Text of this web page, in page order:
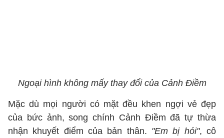
Ngoại hình không mấy thay đổi của Cảnh Điềm
Mặc dù mọi người có mặt đều khen ngợi vẻ đẹp
của bức ảnh, song chính Cảnh Điềm đã tự thừa
nhận khuyết điểm của bản thân. "Em bị hói", cô